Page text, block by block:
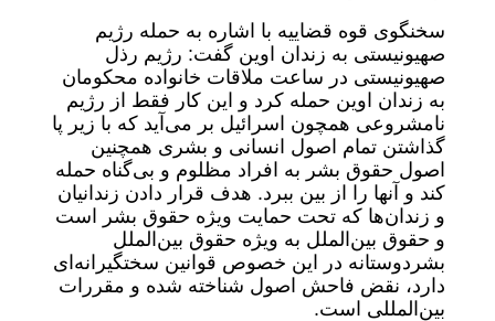
سخنگوی قوه قضاییه با اشاره به حمله رژیم
صهیونیستی به زندان اوین گفت: رژیم رذل
صهیونیستی در ساعت ملاقات خانواده محکومان
به زندان اوین حمله کرد و این کار فقط از رژیم
نامشروعی همچون اسرائیل بر می‌آید که با زیر پا
گذاشتن تمام اصول انسانی و بشری همچنین
اصول حقوق بشر به افراد مظلوم و بی‌گناه حمله
کند و آنها را از بین ببرد. هدف قرار دادن زندانیان
و زندان‌ها که تحت حمایت ویژه حقوق بشر است
و حقوق بین‌الملل به ویژه حقوق بین‌الملل
بشردوستانه در این خصوص قوانین سختگیرانه‌ای
دارد، نقض فاحش اصول شناخته شده و مقررات
بین‌المللی است.